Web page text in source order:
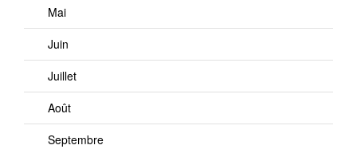
Mai
Juin
Juillet
Août
Septembre